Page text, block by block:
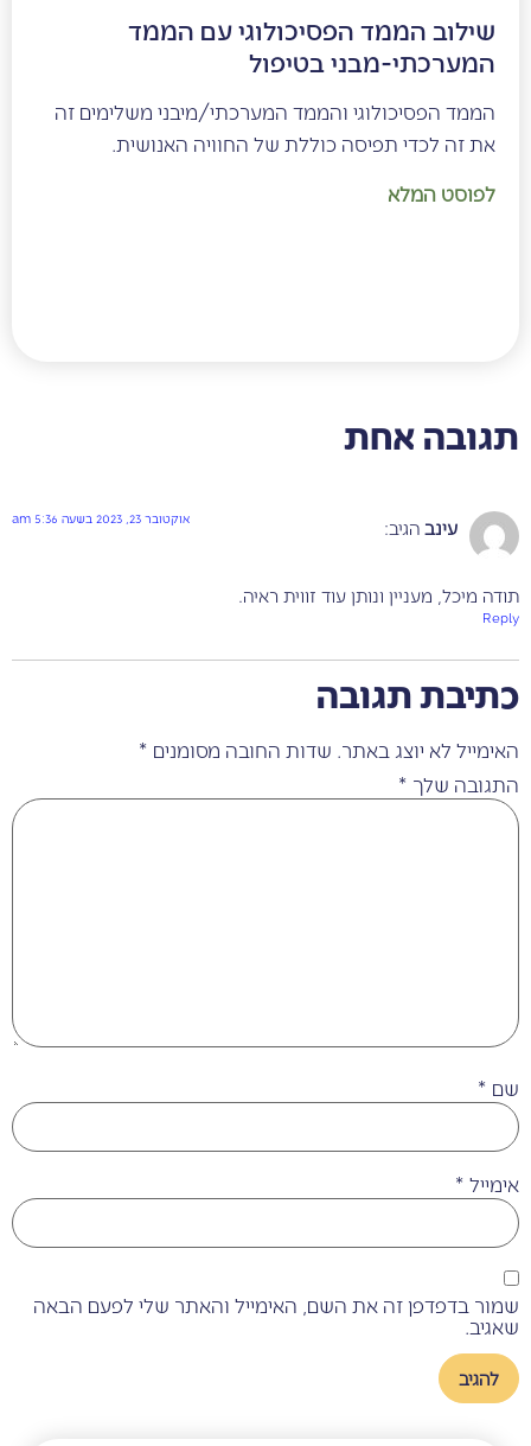
שילוב הממד הפסיכולוגי עם הממד
המערכתי-מבני בטיפול
הממד הפסיכולוגי והממד המערכתי/מיבני משלימים זה
את זה לכדי תפיסה כוללת של החוויה האנושית.
לפוסט המלא
תגובה אחת
עינב הגיב: אוקטובר 23, 2023 בשעה 5:36 am
תודה מיכל, מעניין ונותן עוד זווית ראיה.
Reply
כתיבת תגובה
האימייל לא יוצג באתר.שדות החובה מסומנים*
התגובה שלך*
שם*
אימייל*
שמור בדפדפן זה את השם, האימייל והאתר שלי לפעם הבאה
שאגיב.